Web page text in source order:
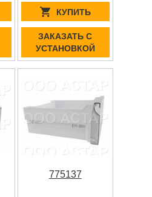
КУПИТЬ
ЗАКАЗАТЬ С
УСТАНОВКОЙ
775137